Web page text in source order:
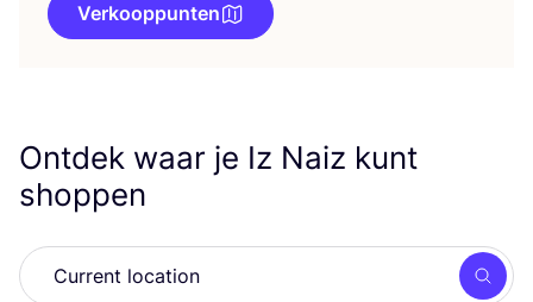
Verkooppunten
Ontdek waar je Iz Naiz kunt
shoppen
Zoek